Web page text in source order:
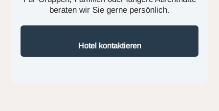
beraten wir Sie gerne persönlich.
Hotel kontaktieren